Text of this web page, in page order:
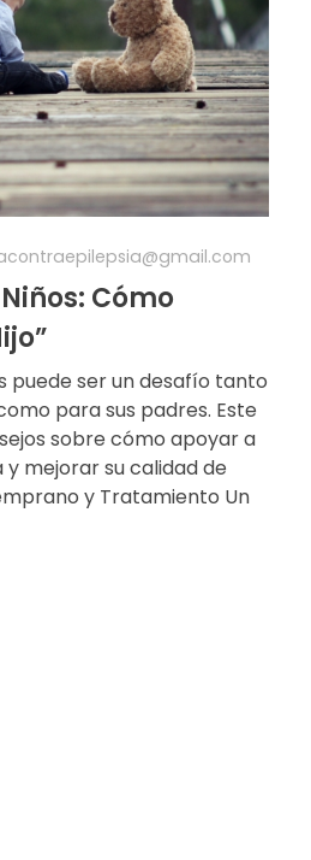
Cómo
puede ser un desafío tanto
para sus padres. Este
sobre cómo apoyar a
y mejorar su calidad de
y Tratamiento Un